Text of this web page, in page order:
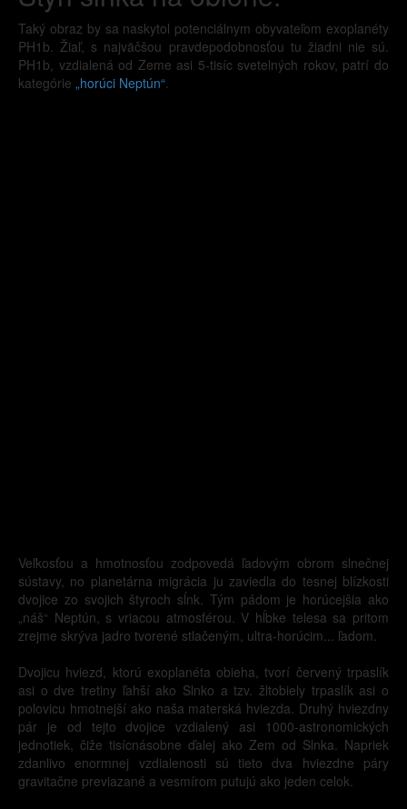
Taký obraz by sa naskytol potenciálnym obyvateľom exoplanéty
PH1b. Žiaľ, s najväčšou pravdepodobnosťou tu žiadni nie sú.
PH1b, vzdialená od Zeme asi 5-tisíc svetelných rokov, patrí do
kategórie „horúci Neptún“.
Veľkosťou a hmotnosťou zodpovedá ľadovým obrom slnečnej
sústavy, no planetárna migrácia ju zaviedla do tesnej blízkosti
dvojice zo svojich štyroch sĺnk. Tým pádom je horúcejšia ako
„náš“ Neptún, s vriacou atmosférou. V hĺbke telesa sa pritom
zrejme skrýva jadro tvorené stlačeným, ultra-horúcim... ľadom.
Dvojicu hviezd, ktorú exoplanéta obieha, tvorí červený trpaslík
asi o dve tretiny ľahší ako Slnko a tzv. žltobiely trpaslík asi o
polovicu hmotnejší ako naša materská hviezda. Druhý hviezdny
pár je od tejto dvojice vzdialený asi 1000-astronomických
jednotiek, čiže tisícnásobne ďalej ako Zem od Slnka. Napriek
zdanlivo enormnej vzdialenosti sú tieto dva hviezdne páry
gravitačne previazané a vesmírom putujú ako jeden celok.